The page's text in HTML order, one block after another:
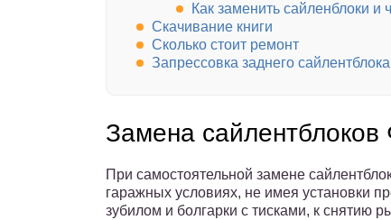
Как заменить сайленблоки и
Скачивание книги
Сколько стоит ремонт
Запрессовка заднего
Замена
При самостоятельной замене
гаражных условиях, не имея установки
зубилом и болгарки с тисками, к снятию